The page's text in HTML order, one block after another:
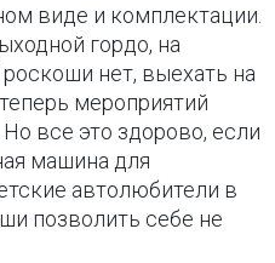
виде и комплектации.
гордо, на
нет, выехать на
мероприятий
все это здорово, если
машина для
автолюбители в
позволить себе не